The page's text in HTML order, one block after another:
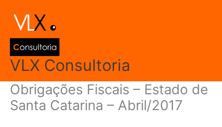
para
conteúdo
VLX Consultoria
Obrigações Fiscais – Estado de
Santa Catarina – Abril/2017